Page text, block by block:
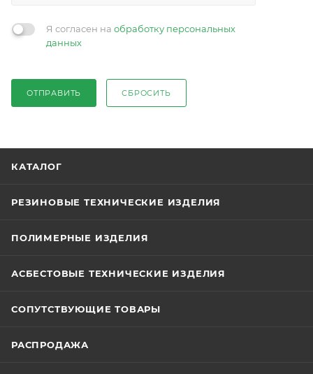
Я согласен на обработку персональных
данных
ОТПРАВИТЬ СБРОСИТЬ
КАТАЛОГ
РЕЗИНОВЫЕ ТЕХНИЧЕСКИЕ ИЗДЕЛИЯ
ПОЛИМЕРНЫЕ ИЗДЕЛИЯ
АСБЕСТОВЫЕ ТЕХНИЧЕСКИЕ ИЗДЕЛИЯ
СОПУТСТВУЮЩИЕ ТОВАРЫ
РАСПРОДАЖА